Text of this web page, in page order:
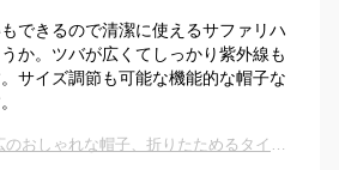
できるので清潔に使えるサファリハ
か。ツバが広くてしっかり紫外線も
サイズ調節も可能な機能的な帽子な
【レディース】つば広のおしゃれな帽子、折りたためるタイプのおすすめは？